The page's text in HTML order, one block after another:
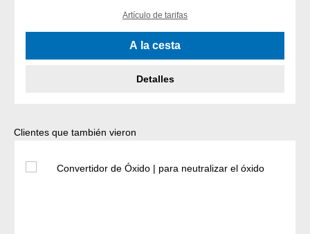
Artículo de tarifas
A la cesta
Detalles
Omitir la galería de productos
Clientes que también vieron